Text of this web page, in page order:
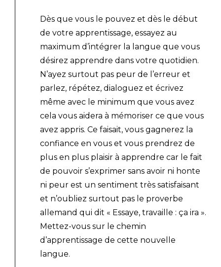
Dès que vous le pouvez et dès le début
de votre apprentissage, essayez au
maximum d’intégrer la langue que vous
désirez apprendre dans votre quotidien.
N’ayez surtout pas peur de l’erreur et
parlez, répétez, dialoguez et écrivez
même avec le minimum que vous avez
cela vous aidera à mémoriser ce que vous
avez appris. Ce faisait, vous gagnerez la
confiance en vous et vous prendrez de
plus en plus plaisir à apprendre car le fait
de pouvoir s’exprimer sans avoir ni honte
ni peur est un sentiment très satisfaisant
et n’oubliez surtout pas le proverbe
allemand qui dit « Essaye, travaille : ça ira ».
Mettez-vous sur le chemin
d’apprentissage de cette nouvelle
langue.